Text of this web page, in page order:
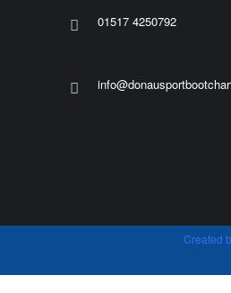
01517 4250792
Created